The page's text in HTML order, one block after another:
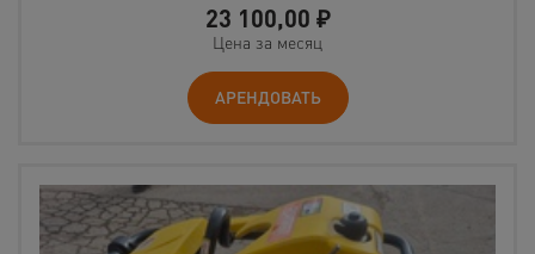
23 100,00 ₽
Цена за месяц
АРЕНДОВАТЬ